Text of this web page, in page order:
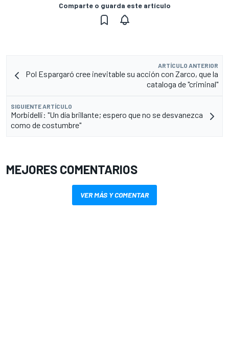
Comparte o guarda este artículo
ARTÍCULO ANTERIOR
Pol Espargaró cree inevitable su acción con Zarco, que la
cataloga de "criminal"
SIGUIENTE ARTÍCULO
Morbidelli: "Un día brillante; espero que no se desvanezca
como de costumbre"
MEJORES COMENTARIOS
VER MÁS Y COMENTAR